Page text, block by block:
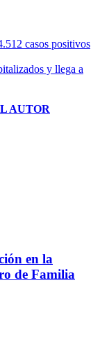
casos positivos
y llega a
AUTOR
en la
de Familia